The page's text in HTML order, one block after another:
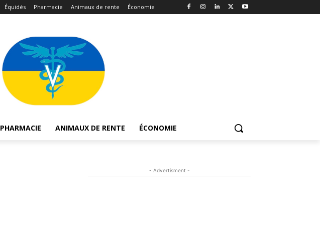
Équidés Pharmacie Animaux de rente Économie
PHARMACIE ANIMAUX DE RENTE ÉCONOMIE
- Advertisment -